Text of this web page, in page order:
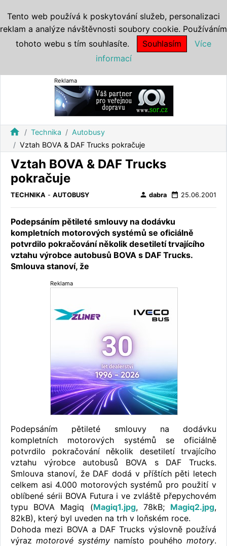
Reklama
home Technika
Autobusy
Vztah BOVA & DAF Trucks pokračuje
Vztah BOVA & DAF Trucks
pokračuje
TECHNIKA - AUTOBUSY person dabra date_range 25.06.2001
Podepsáním pětileté smlouvy na dodávku
kompletních motorových systémů se oficiálně
potvrdilo pokračování několik desetiletí trvajícího
vztahu výrobce autobusů BOVA s DAF Trucks.
Smlouva stanoví, že
Reklama
Podepsáním pětileté smlouvy na dodávku
kompletních motorových systémů se oficiálně
potvrdilo pokračování několik desetiletí trvajícího
vztahu výrobce autobusů BOVA s DAF Trucks.
Smlouva stanoví, že DAF dodá v příštích pěti letech
celkem asi 4.000 motorových systémů pro použití v
oblíbené sérii BOVA Futura i ve zvláště přepychovém
typu BOVA Magiq (Magiq1.jpg, 78kB; Magiq2.jpg,
82kB), který byl uveden na trh v loňském roce.
Dohoda mezi BOVA a DAF Trucks výslovně používá
výrazmotorové systémynamísto pouhéhomotory.
Tento web používá k poskytování služeb, personalizaci
reklam a analýze návštěvnosti soubory cookie. Používáním
tohoto webu s tím souhlasíte.
Souhlasím
Více
informací